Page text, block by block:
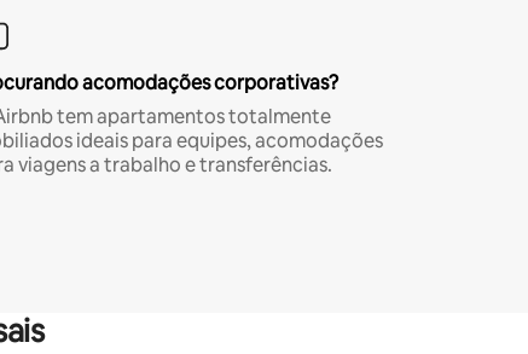
acomodações corporativas?
tem apartamentos totalmente
ideais para equipes, acomodações
viagens a trabalho e transferências.